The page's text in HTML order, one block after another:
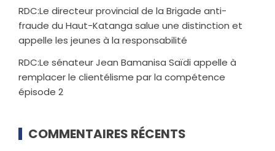
RDC:Le directeur provincial de la Brigade anti-
fraude du Haut-Katanga salue une distinction et
appelle les jeunes à la responsabilité
RDC:Le sénateur Jean Bamanisa Saïdi appelle à
remplacer le clientélisme par la compétence
épisode 2
COMMENTAIRES RÉCENTS